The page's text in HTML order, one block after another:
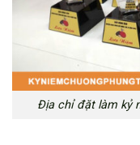
Địa chỉ đặt làm kỷ